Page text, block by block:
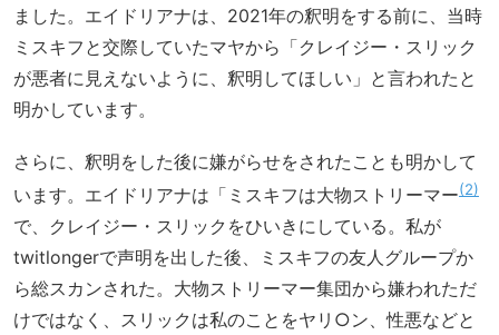
ました。エイドリアナは、2021年の釈明をする前に、当時
ミスキフと交際していたマヤから「クレイジー・スリック
が悪者に見えないように、釈明してほしい」と言われたと
明かしています。
さらに、釈明をした後に嫌がらせをされたことも明かして
います。エイドリアナは「ミスキフは大物ストリーマー 2
で、クレイジー・スリックをひいきにしている。私が
twitlongerで声明を出した後、ミスキフの友人グループか
ら総スカンされた。大物ストリーマー集団から嫌われただ
けではなく、スリックは私のことをヤリ○ン、性悪などと